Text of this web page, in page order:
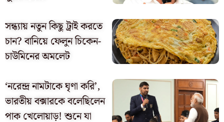
সন্ধ্যায় নতুন কিছু ট্রাই করতে
চান? বানিয়ে ফেলুন চিকেন-
চাউমিনের অমলেট
‘নরেন্দ্র নামটাকে ঘৃণা করি’,
ভারতীয় বক্সারকে বলেছিলেন
পাক খেলোয়াড়! শুনে যা